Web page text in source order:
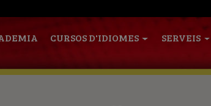
CURSOS D'IDIOMES SERVEIS